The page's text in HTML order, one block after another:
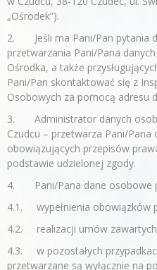
„Ośrodek”).
2. Jeśli ma Pani/Pan pytania
przetwarzania Pani/Pana
Ośrodka, a także
Pani/Pan skontaktować się z
Osobowych za pomocą adresu
3. Administrator danych
Czudcu – przetwarza Pani/
obowiązujących przepisów
podstawie udzielonej zgody.
4. Pani/Pana dane osobowe
4.1. wypełnienia obowiązków
4.2. realizacji umów
4.3. w pozostałych
przetwarzane są wyłącznie na